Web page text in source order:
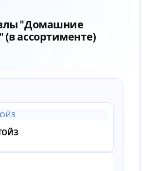
"Домашние
ассортименте)